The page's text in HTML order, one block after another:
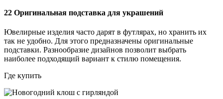
22 Оригинальная подставка для украшений
Ювелирные изделия часто дарят в футлярах, но хранить их
так не удобно. Для этого предназначены оригинальные
подставки. Разнообразие дизайнов позволит выбрать
наиболее подходящий вариант к стилю помещения.
Где купить